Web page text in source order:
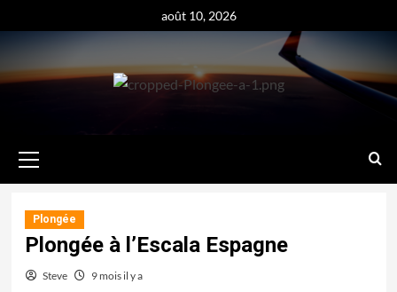
au
août 10, 2026
principal
Plongée
Plongée à l’Escala Espagne
Steve 9 mois il y a